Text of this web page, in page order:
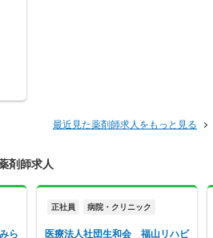
最近見た薬剤師求人をもっと見る
剤師求人
ら
正社員 病院・クリニック
医療法人社団生和会 福山リハビ